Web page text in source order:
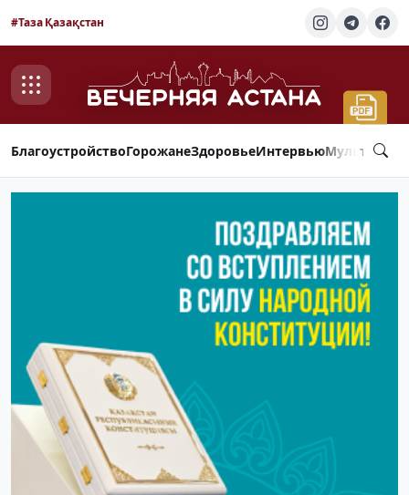
#Таза Қазақстан
БлагоустройствоГорожанеЗдоровьеИнтервью